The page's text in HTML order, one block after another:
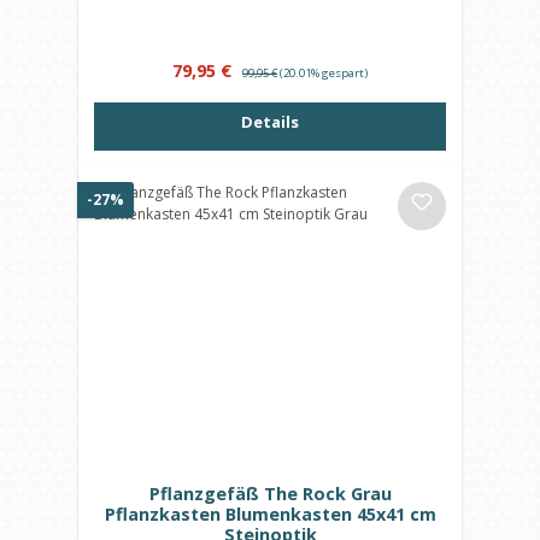
Verkaufspreis:
79,95 € Regulärer Preis:
99,95 €(20.01% gespart)
Details
-27% Rabatt
Pflanzgefäß The Rock Grau
Pflanzkasten Blumenkasten 45x41 cm
Steinoptik